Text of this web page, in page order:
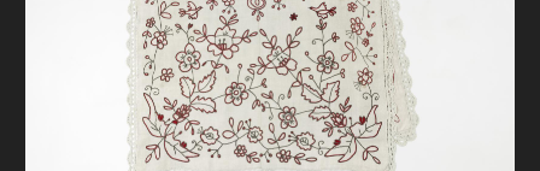
ОНЛАЙН-КРАМНИЦЯ
ПІДТРИМАТИ